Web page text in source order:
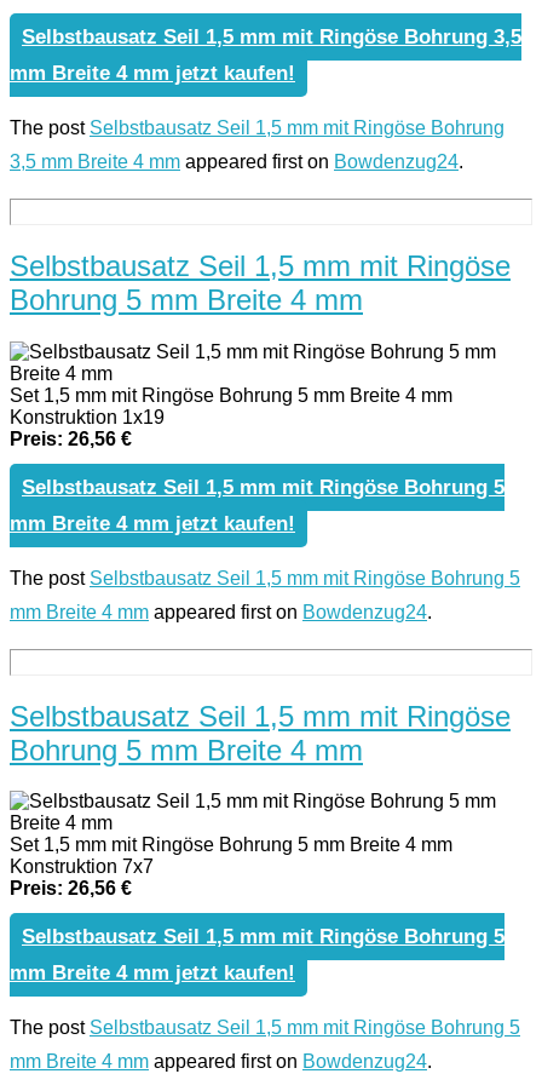
Selbstbausatz Seil 1,5 mm mit Ringöse Bohrung 3,5
mm Breite 4 mm jetzt kaufen!
The post Selbstbausatz Seil 1,5 mm mit Ringöse Bohrung
3,5 mm Breite 4 mm appeared first on Bowdenzug24.
Selbstbausatz Seil 1,5 mm mit Ringöse
Bohrung 5 mm Breite 4 mm
Set 1,5 mm mit Ringöse Bohrung 5 mm Breite 4 mm
Konstruktion 1x19
Preis: 26,56 €
Selbstbausatz Seil 1,5 mm mit Ringöse Bohrung 5
mm Breite 4 mm jetzt kaufen!
The post Selbstbausatz Seil 1,5 mm mit Ringöse Bohrung 5
mm Breite 4 mm appeared first on Bowdenzug24.
Selbstbausatz Seil 1,5 mm mit Ringöse
Bohrung 5 mm Breite 4 mm
Set 1,5 mm mit Ringöse Bohrung 5 mm Breite 4 mm
Konstruktion 7x7
Preis: 26,56 €
Selbstbausatz Seil 1,5 mm mit Ringöse Bohrung 5
mm Breite 4 mm jetzt kaufen!
The post Selbstbausatz Seil 1,5 mm mit Ringöse Bohrung 5
mm Breite 4 mm appeared first on Bowdenzug24.